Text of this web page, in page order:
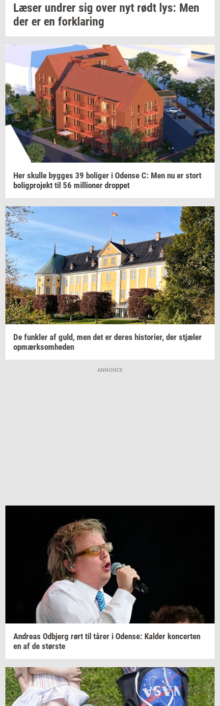
Læser un­drer sig over nyt rødt lys: Men
der er en for­kla­ring
Her skul­le byg­ges 39 bo­li­ger i Oden­se C: Men nu er stort
bo­lig­pro­jekt til 56 mil­li­o­ner drop­pet
De funk­ler af guld, men det er deres hi­sto­ri­er, der stjæ­ler
op­mærk­som­he­den
ANNONCE
An­dreas Od­b­jerg rørt til tårer i Oden­se: Kal­der kon­cer­ten
en af de stør­ste